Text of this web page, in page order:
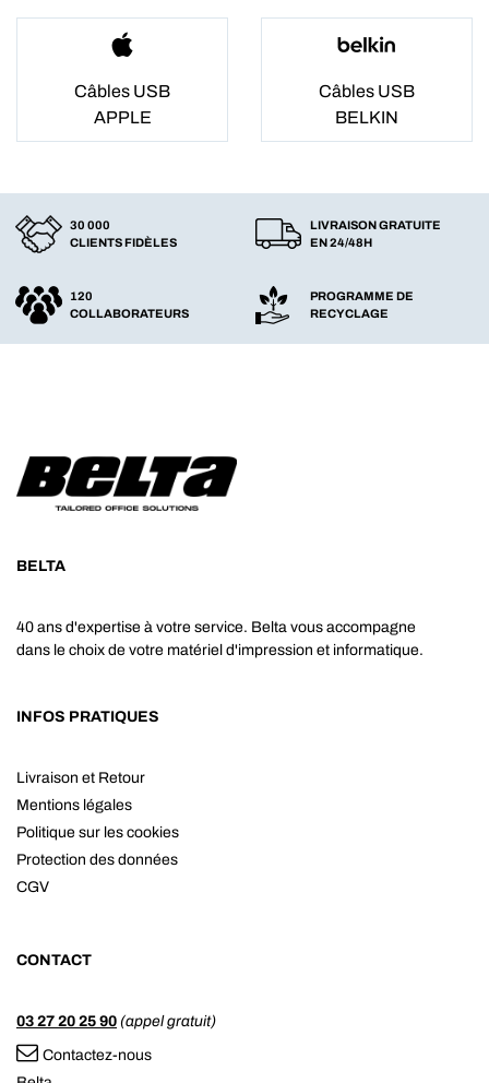
Câbles USB
APPLE
Câbles USB
BELKIN
30 000
CLIENTS FIDÈLES
LIVRAISON GRATUITE
EN 24/48H
120
COLLABORATEURS
PROGRAMME DE
RECYCLAGE
BELTA
40 ans d'expertise à votre service. Belta vous accompagne
dans le choix de votre matériel d'impression et informatique.
INFOS PRATIQUES
Livraison et Retour
Mentions légales
Politique sur les cookies
Protection des données
CGV
CONTACT
03 27 20 25 90 (appel gratuit)
Contactez-nous